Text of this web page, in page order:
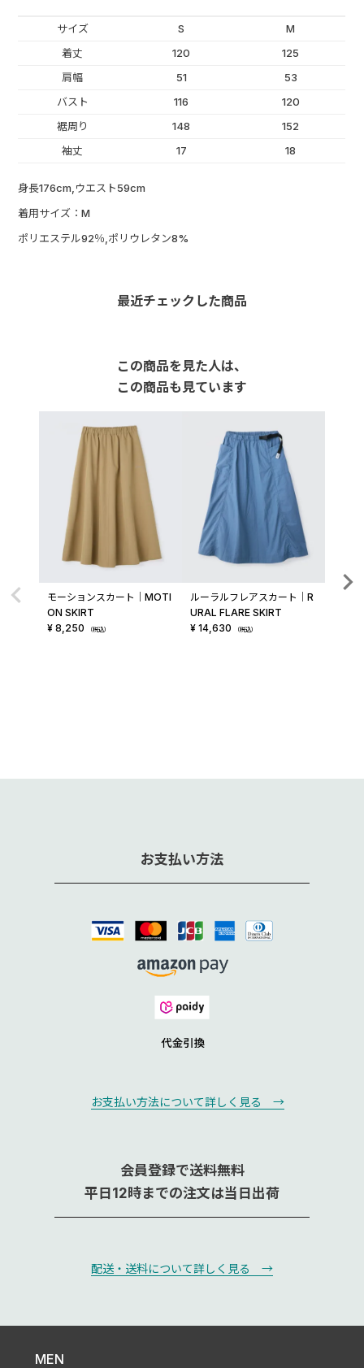
サイズ S
M
着丈
120
125
肩幅
51
53
バスト
116
120
裾周り
148
152
袖丈
17 18
身長176cm,ウエスト59cm
着用サイズ：M
ポリエステル92％,ポリウレタン8%
最近チェックした商品
この商品を見た人は、
この商品も見ています
モーションスカート│MOTI
ON SKIRT
¥ 8,250 （税込）
ルーラルフレアスカート│R
URAL FLARE SKIRT
¥ 14,630 （税込）
お支払い方法
お支払い方法について詳しく見る →
会員登録で送料無料
平日12時までの注文は当日出荷
配送・送料について詳しく見る →
MEN